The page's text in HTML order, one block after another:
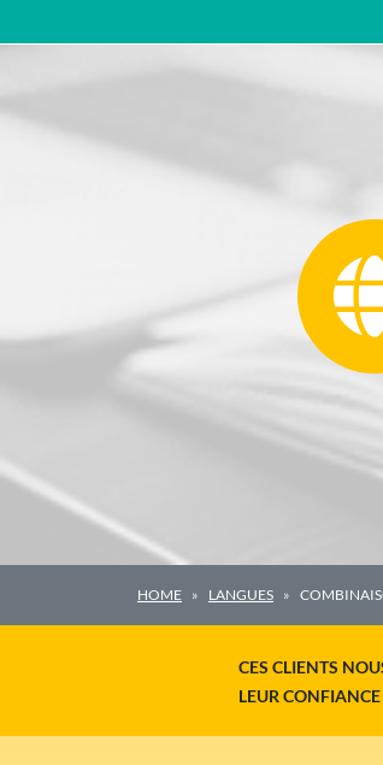
Navigation principale
HOME LANGUES
CES CLIENTS
LEUR CONFIANCE